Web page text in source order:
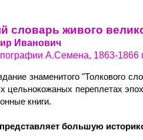
словарь живого
Иванович
А.Семена, 1863-1866
знаменитого "Толкового
цельнокожаных переплетах
книги.
большую